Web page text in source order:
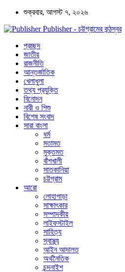
শুক্রবার, আগস্ট ৭, ২০২৬
Publisher - চট্টগ্রামের কন্ঠস্বর
প্রচ্ছদ
জাতীয়
রাজনীতি
আন্তর্জাতিক
খেলাধুলা
তথ্য প্রযুক্তি
বিনোদন
নারী ও শিশু
বিশেষ সংবাদ
সারা বাংলা
ধর্ম
মতামত
মুক্তমত
বাঁশখালী
সাতকানিয়া
চট্টগ্রাম
আরো
লোহাগাড়া
সাক্ষাৎকার
সম্পাদকীয়
লাইফস্টাইল
সাহিত্য
স্বাস্থ্য
আইন আদালত
অর্থনৈতিক
চন্দনাইশ